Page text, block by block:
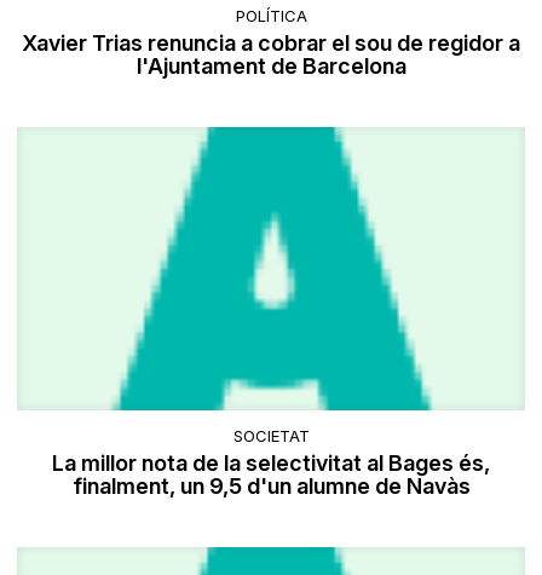
POLÍTICA
Xavier Trias renuncia a cobrar el sou de regidor a
l'Ajuntament de Barcelona
SOCIETAT
La millor nota de la selectivitat al Bages és,
finalment, un 9,5 d'un alumne de Navàs